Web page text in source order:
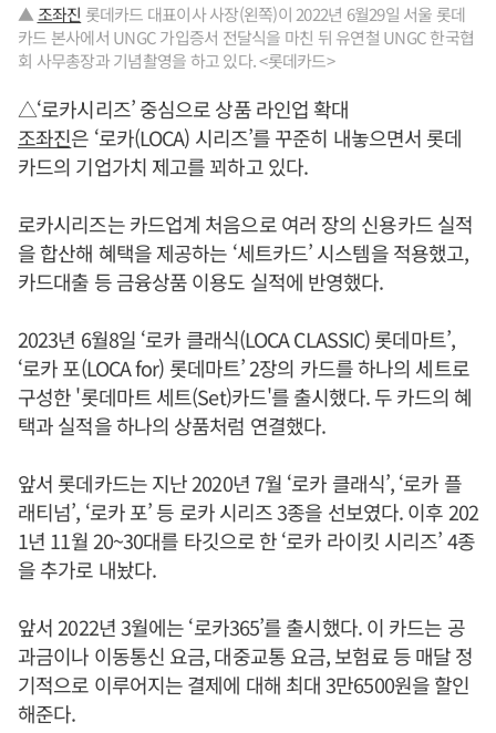
▲조좌진 롯데카드 대표이사 사장(왼쪽)이 2022년 6월29일 서울 롯데
카드 본사에서 UNGC 가입증서 전달식을 마친 뒤 유연철 UNGC 한국협
회 사무총장과 기념촬영을 하고 있다. <롯데카드>
△‘로카시리즈’ 중심으로 상품 라인업 확대
조좌진은 ‘로카(LOCA) 시리즈’를 꾸준히 내놓으면서 롯데
카드의 기업가치 제고를 꾀하고 있다.
로카시리즈는 카드업계 처음으로 여러 장의 신용카드 실적
을 합산해 혜택을 제공하는 ‘세트카드’ 시스템을 적용했고,
카드대출 등 금융상품 이용도 실적에 반영했다.
2023년 6월8일 ‘로카 클래식(LOCA CLASSIC) 롯데마트’,
‘로카 포(LOCA for) 롯데마트’ 2장의 카드를 하나의 세트로
구성한 '롯데마트 세트(Set)카드'를 출시했다. 두 카드의 혜
택과 실적을 하나의 상품처럼 연결했다.
앞서 롯데카드는 지난 2020년 7월 ‘로카 클래식’, ‘로카 플
래티넘’, ‘로카 포’ 등 로카 시리즈 3종을 선보였다. 이후 202
1년 11월 20~30대를 타깃으로 한 ‘로카 라이킷 시리즈’ 4종
을 추가로 내놨다.
앞서 2022년 3월에는 ‘로카365’를 출시했다. 이 카드는 공
과금이나 이동통신 요금, 대중교통 요금, 보험료 등 매달 정
기적으로 이루어지는 결제에 대해 최대 3만6500원을 할인
해준다.